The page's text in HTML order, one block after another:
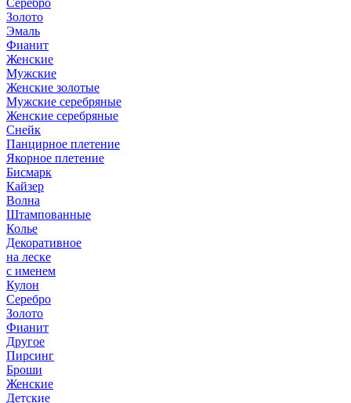
Серебро
Золото
Эмаль
Фианит
Женские
Мужские
Женские золотые
Мужские серебряные
Женские серебряные
Снейк
Панцирное плетение
Якорное плетение
Бисмарк
Кайзер
Волна
Штампованные
Колье
Декоративное
на леске
с именем
Кулон
Серебро
Золото
Фианит
Другое
Пирсинг
Броши
Женские
Детские